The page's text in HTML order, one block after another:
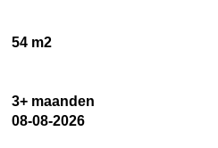
54 m2
3+ maanden
08-08-2026